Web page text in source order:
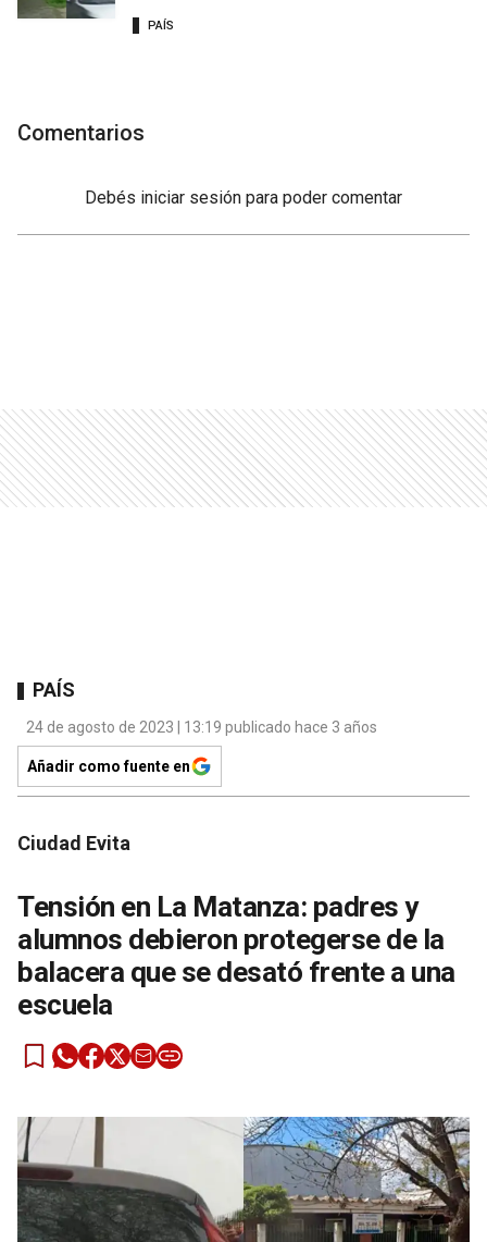
PAÍS
Comentarios
Debés iniciar sesión para poder comentar
PAÍS
24 de agosto de 2023 | 13:19 publicado hace 3 años
Añadir como fuente en
Ciudad Evita
Tensión en La Matanza: padres y
alumnos debieron protegerse de la
balacera que se desató frente a una
escuela